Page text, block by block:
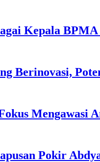
Kepala
Berinovasi,
Mengawasi
Pokir